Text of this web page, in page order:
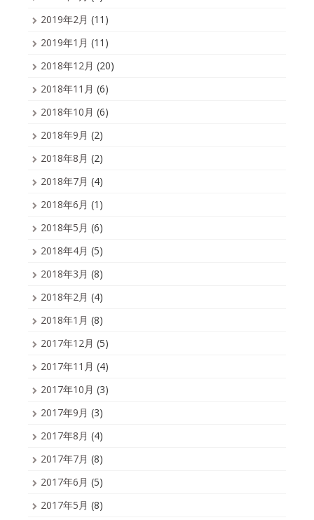
2019年2月 (11)
2019年1月 (11)
2018年12月 (20)
2018年11月 (6)
2018年10月 (6)
2018年9月 (2)
2018年8月 (2)
2018年7月 (4)
2018年6月 (1)
2018年5月 (6)
2018年4月 (5)
2018年3月 (8)
2018年2月 (4)
2018年1月 (8)
2017年12月 (5)
2017年11月 (4)
2017年10月 (3)
2017年9月 (3)
2017年8月 (4)
2017年7月 (8)
2017年6月 (5)
2017年5月 (8)